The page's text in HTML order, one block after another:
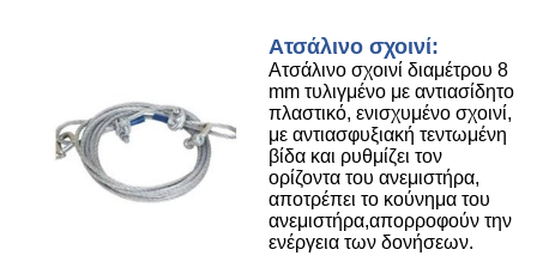
Ατσάλινο σχοινί:
Ατσάλινο σχοινί διαμέτρου 8
mm τυλιγμένο με αντιασίδητο
πλαστικό, ενισχυμένο σχοινί,
με αντιασφυξιακή τεντωμένη
βίδα και ρυθμίζει τον
ορίζοντα του ανεμιστήρα,
αποτρέπει το κούνημα του
ανεμιστήρα,απορροφούν την
ενέργεια των δονήσεων.